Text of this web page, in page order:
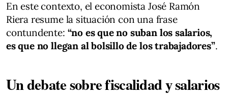
En este contexto, el economista José Ramón
Riera resume la situación con una frase
contundente: “no es que no suban los salarios,
es que no llegan al bolsillo de los trabajadores”.
Un debate sobre fiscalidad y salarios